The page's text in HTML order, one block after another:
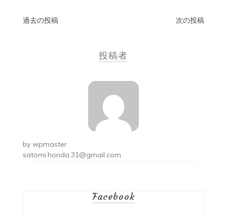
投
シ
ョ
過去の投稿 次の投稿
投稿者
by wpmaster
satomi.honda.31@gmail.com
Facebook